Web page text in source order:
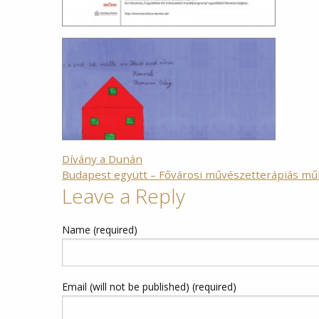
Bejegyzés
navigáció
Dívány a Dunán
Budapest együtt – Fővárosi művészetterápiás
Leave a Reply
Name (required)
Email (will not be published) (required)